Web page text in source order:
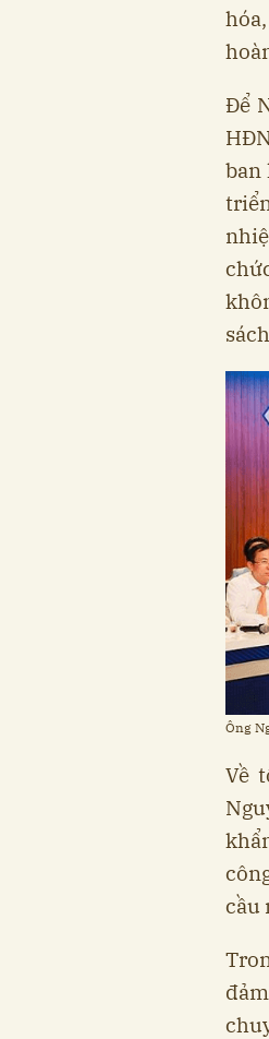
Để
ban
Ông
Về
cầu